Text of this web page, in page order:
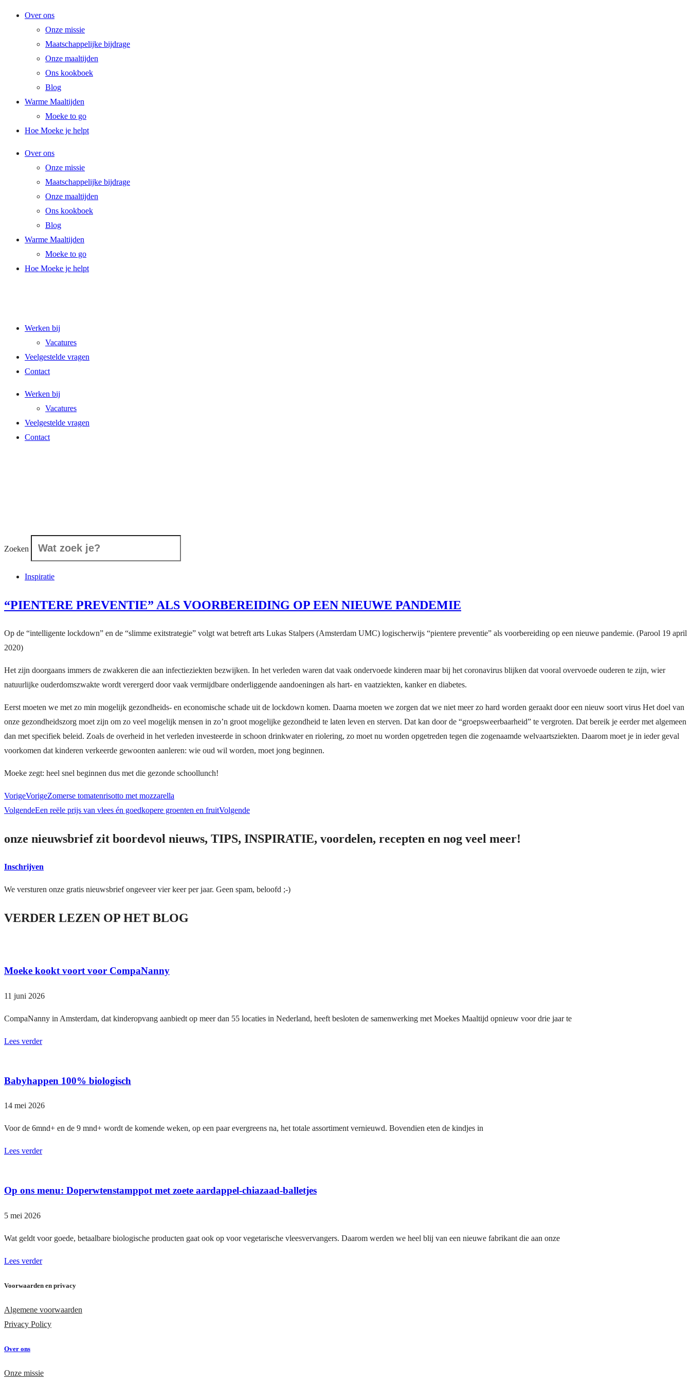
Over ons
Onze missie
Maatschappelijke bijdrage
Onze maaltijden
Ons kookboek
Blog
Warme Maaltijden
Moeke to go
Hoe Moeke je helpt
Over ons
Onze missie
Maatschappelijke bijdrage
Onze maaltijden
Ons kookboek
Blog
Warme Maaltijden
Moeke to go
Hoe Moeke je helpt
Werken bij
Vacatures
Veelgestelde vragen
Contact
Werken bij
Vacatures
Veelgestelde vragen
Contact
Zoeken
Inspiratie
“PIENTERE PREVENTIE” ALS VOORBEREIDING OP EEN NIEUWE PANDEMIE
Op de “intelligente lockdown” en de “slimme exitstrategie” volgt wat betreft arts Lukas Stalpers (Amsterdam UMC) logischerwijs “pientere preventie” als voorbereiding op een nieuwe pandemie. (Parool 19 april
2020)
Het zijn doorgaans immers de zwakkeren die aan infectieziekten bezwijken. In het verleden waren dat vaak ondervoede kinderen maar bij het coronavirus blijken dat vooral overvoede ouderen te zijn, wier
natuurlijke ouderdomszwakte wordt verergerd door vaak vermijdbare onderliggende aandoeningen als hart- en vaatziekten, kanker en diabetes.
Eerst moeten we met zo min mogelijk gezondheids- en economische schade uit de lockdown komen. Daarna moeten we zorgen dat we niet meer zo hard worden geraakt door een nieuw soort virus Het doel van
onze gezondheidszorg moet zijn om zo veel mogelijk mensen in zo’n groot mogelijke gezondheid te laten leven en sterven. Dat kan door de “groepsweerbaarheid” te vergroten. Dat bereik je eerder met algemeen
dan met specifiek beleid. Zoals de overheid in het verleden investeerde in schoon drinkwater en riolering, zo moet nu worden opgetreden tegen die zogenaamde welvaartsziekten. Daarom moet je in ieder geval
voorkomen dat kinderen verkeerde gewoonten aanleren: wie oud wil worden, moet jong beginnen.
Moeke zegt: heel snel beginnen dus met die gezonde schoollunch!
VorigeVorigeZomerse tomatenrisotto met mozzarella
VolgendeEen reële prijs van vlees én goedkopere groenten en fruitVolgende
onze nieuwsbrief zit boordevol nieuws, TIPS, INSPIRATIE, voordelen, recepten en nog veel meer!
Inschrijven
We versturen onze gratis nieuwsbrief ongeveer vier keer per jaar. Geen spam, beloofd ;-)
VERDER LEZEN OP HET BLOG
Moeke kookt voort voor CompaNanny
11 juni 2026
CompaNanny in Amsterdam, dat kinderopvang aanbiedt op meer dan 55 locaties in Nederland, heeft besloten de samenwerking met Moekes Maaltijd opnieuw voor drie jaar te
Lees verder
Babyhappen 100% biologisch
14 mei 2026
Voor de 6mnd+ en de 9 mnd+ wordt de komende weken, op een paar evergreens na, het totale assortiment vernieuwd. Bovendien eten de kindjes in
Lees verder
Op ons menu: Doperwtenstamppot met zoete aardappel-chiazaad-balletjes
5 mei 2026
Wat geldt voor goede, betaalbare biologische producten gaat ook op voor vegetarische vleesvervangers. Daarom werden we heel blij van een nieuwe fabrikant die aan onze
Lees verder
Voorwaarden en privacy
Algemene voorwaarden
Privacy Policy
Over ons
Onze missie